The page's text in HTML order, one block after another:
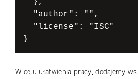
}
W celu ułatwienia pracy, dodajemy